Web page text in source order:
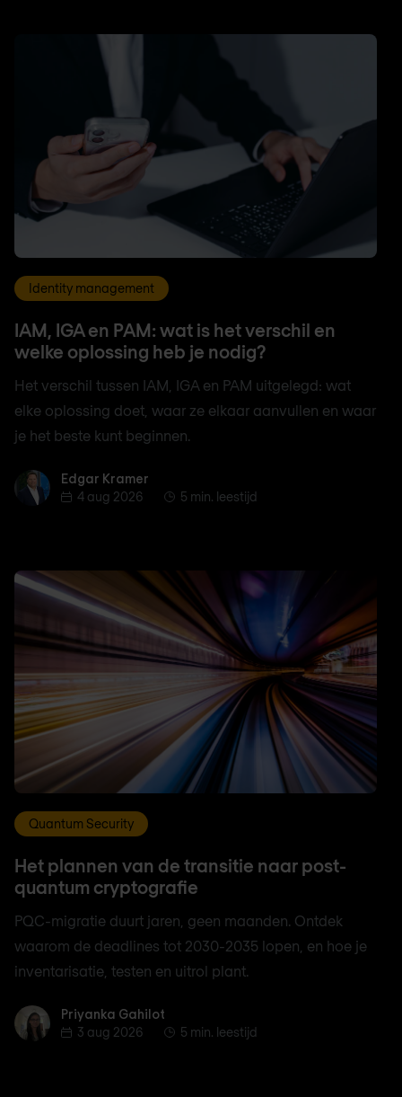
Identity management
IAM, IGA en PAM: wat is het verschil en
welke oplossing heb je nodig?
Het verschil tussen IAM, IGA en PAM uitgelegd: wat
elke oplossing doet, waar ze elkaar aanvullen en waar
je het beste kunt beginnen.
Edgar KramerEdgar Kramer
4 aug 2026
5 min. leestijd
Quantum Security
Het plannen van de transitie naar post-
quantum cryptografie
PQC-migratie duurt jaren, geen maanden. Ontdek
waarom de deadlines tot 2030-2035 lopen, en hoe je
inventarisatie, testen en uitrol plant.
Priyanka Gahilot
Priyanka Gahilot
3 aug 2026
5 min. leestijd